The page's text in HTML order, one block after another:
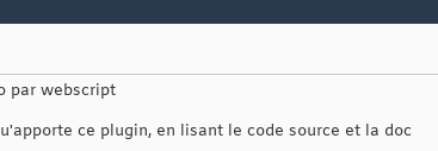
par webscript
ce plugin, en lisant le code source et la doc